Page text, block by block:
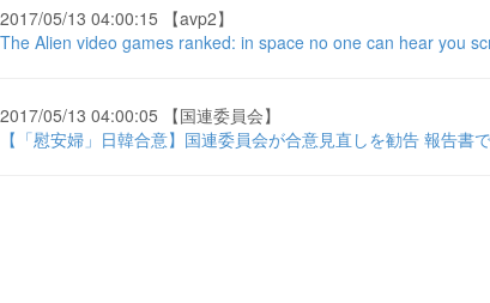
2017/05/13 04:00:15 【avp2】
The Alien video games ranked: in space no one can hear you
2017/05/13 04:00:05 【国連委員会】
【「慰安婦」日韓合意】国連委員会が合意見直しを勧告 報告書